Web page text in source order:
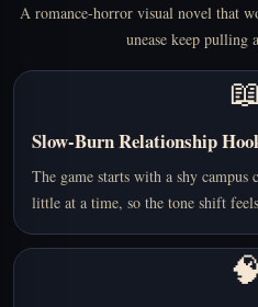
A romance-horror visual novel that
unease keep pulling
📖
Slow-Burn Relationship
The game starts with a shy
little at a time, so the tone shift
🧠